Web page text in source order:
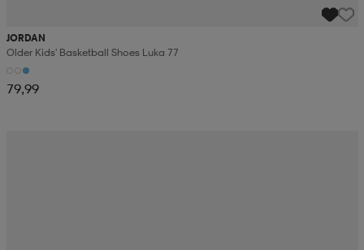
JORDAN
Older Kids' Basketball Shoes Luka 77
79,99